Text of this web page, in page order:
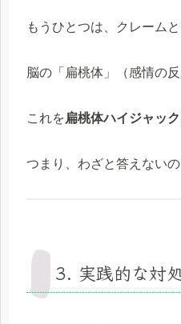
もうひとつは、クレーム
脳の「扁桃体」（感情の
これを扁桃体ハイジャック
つまり、わざと答えない
3. 実践的な対